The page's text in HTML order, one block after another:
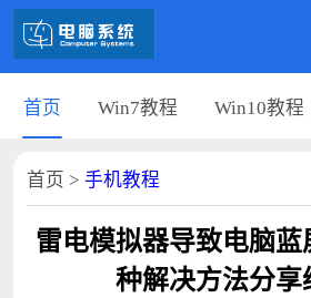
首页 Win7教程 Win10教程
首页 > 手机教程
雷电模拟器导致电脑
种解决方法分享